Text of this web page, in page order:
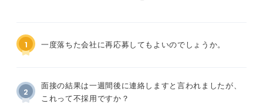
1 一度落ちた会社に再応募してもよいのでしょうか。
2
面接の結果は一週間後に連絡しますと言われましたが、
これって不採用ですか？